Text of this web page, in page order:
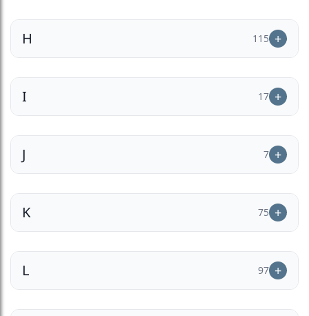
H 115
I 17
J 7
K 75
L 97